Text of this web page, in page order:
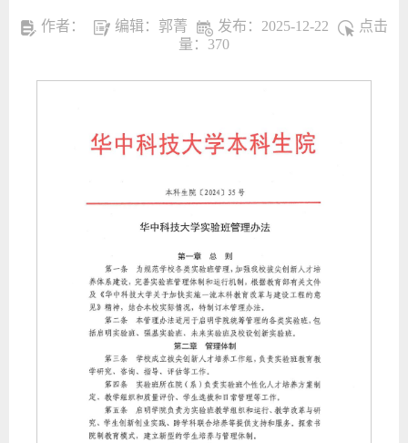
作者： 编辑：郭菁 发布：2025-12-22
点击
量： 370